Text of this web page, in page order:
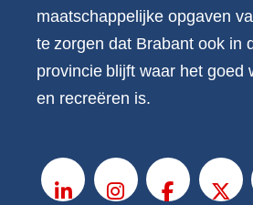
maatschappelijke opgaven
te zorgen dat Brabant ook in
provincie blijft waar het goed
en recreëren is.